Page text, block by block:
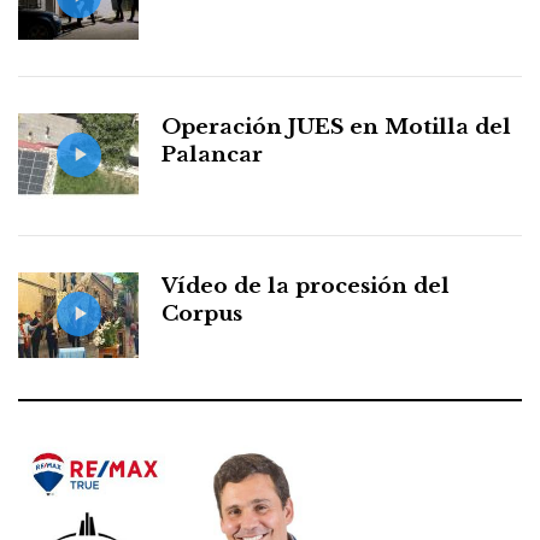
Operación JUES en Motilla del
Palancar
Vídeo de la procesión del
Corpus